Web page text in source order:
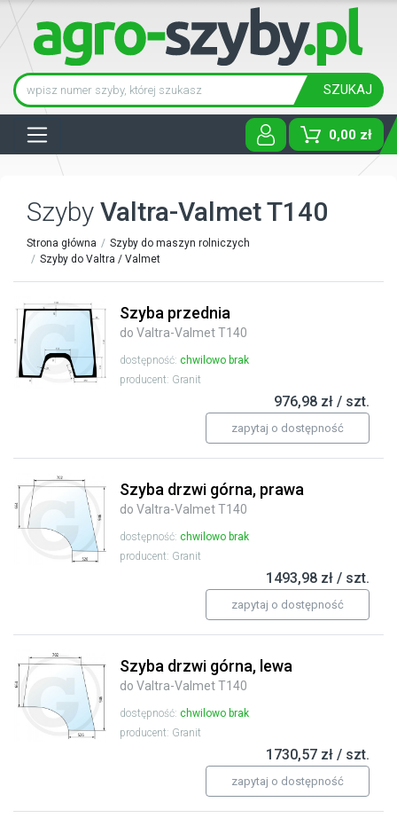
SZUKAJ
0,00 zł
Szyby Valtra-Valmet T140
Strona główna
Szyby do maszyn rolniczych
Szyby do Valtra / Valmet
Szyba przednia
do Valtra-Valmet T140
dostępność: chwilowo brak
producent: Granit
976,98 zł / szt.
zapytaj o dostępność
Szyba drzwi górna, prawa
do Valtra-Valmet T140
dostępność: chwilowo brak
producent: Granit
1493,98 zł / szt.
zapytaj o dostępność
Szyba drzwi górna, lewa
do Valtra-Valmet T140
dostępność: chwilowo brak
producent: Granit
1730,57 zł / szt.
zapytaj o dostępność